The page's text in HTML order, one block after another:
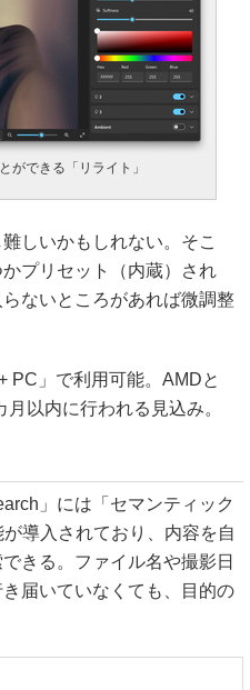
ができる「リライト」
しいかもしれない。そこ
プリセット（内蔵）され
ないところがあれば微調整
」で利用可能。AMDと
以内に行われる見込み。
」には「セマンティック
導入されており、内容を自
きる。ファイル名や撮影日
届いていなくても、目的の